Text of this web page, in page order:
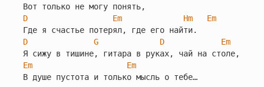
D
Em Hm
Em
D
G D
Em
Em
Em
В душе пустота и только мысль о тебе…